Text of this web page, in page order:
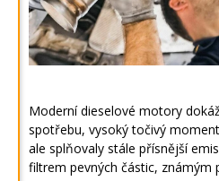
Moderní dieselové motory
spotřebu, vysoký točivý
ale splňovaly stále přísnější
filtrem pevných částic, známým